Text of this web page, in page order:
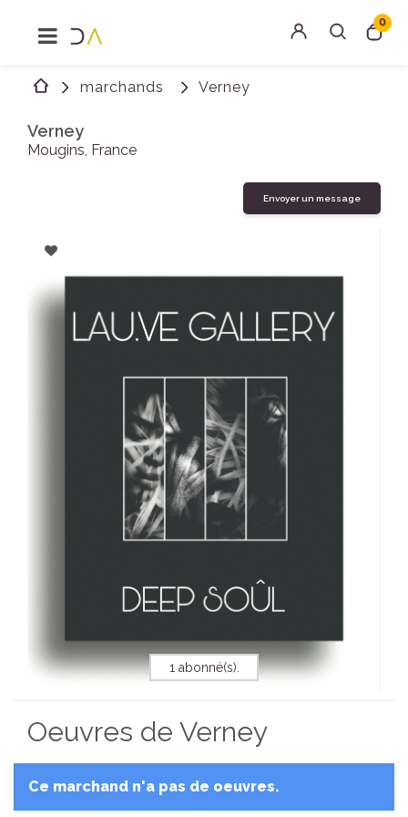
0
marchands Verney
Verney
Mougins, France
Envoyer un message
Ajouter
à
favoris
1 abonné(s).
Oeuvres de Verney
Ce marchand n'a pas de oeuvres.